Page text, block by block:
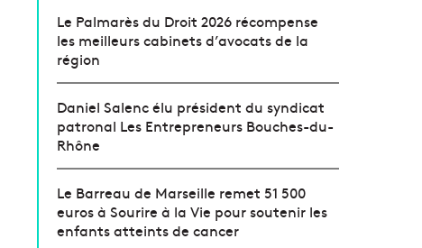
Le Palmarès du Droit 2026 récompense
les meilleurs cabinets d’avocats de la
région
Daniel Salenc élu président du syndicat
patronal Les Entrepreneurs Bouches-du-
Rhône
Le Barreau de Marseille remet 51 500
euros à Sourire à la Vie pour soutenir les
enfants atteints de cancer